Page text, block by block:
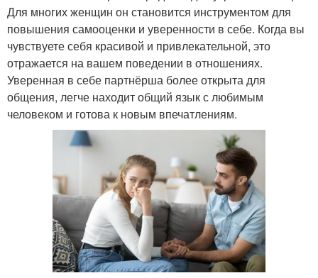
Для многих женщин он становится инструментом для
повышения самооценки и уверенности в себе. Когда вы
чувствуете себя красивой и привлекательной, это
отражается на вашем поведении в отношениях.
Уверенная в себе партнёрша более открыта для
общения, легче находит общий язык с любимым
человеком и готова к новым впечатлениям.